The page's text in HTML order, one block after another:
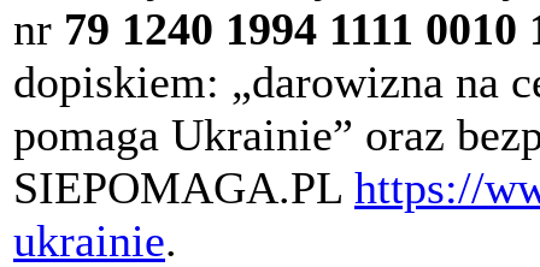
nr 79 1240 1994 1111 0010
dopiskiem: „darowizna na
pomaga Ukrainie” oraz
SIEPOMAGA.PL https://
ukrainie.